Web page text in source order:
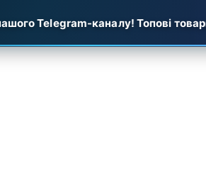
Telegram-каналу! Топові товари,